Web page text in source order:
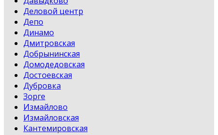
Деловой центр
Депо
Динамо
Дмитровская
Добрынинская
Домодедовская
Достоевская
Дубровка
Зорге
Измайлово
Измайловская
Кантемировская